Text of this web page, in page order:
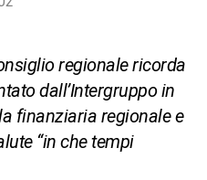
regionale ricorda
dall’Intergruppo in
finanziaria regionale e
“in che tempi